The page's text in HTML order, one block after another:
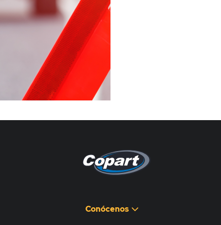
Pagina non disponibile
هذه الصفحة غير متوفرة
Conócenos